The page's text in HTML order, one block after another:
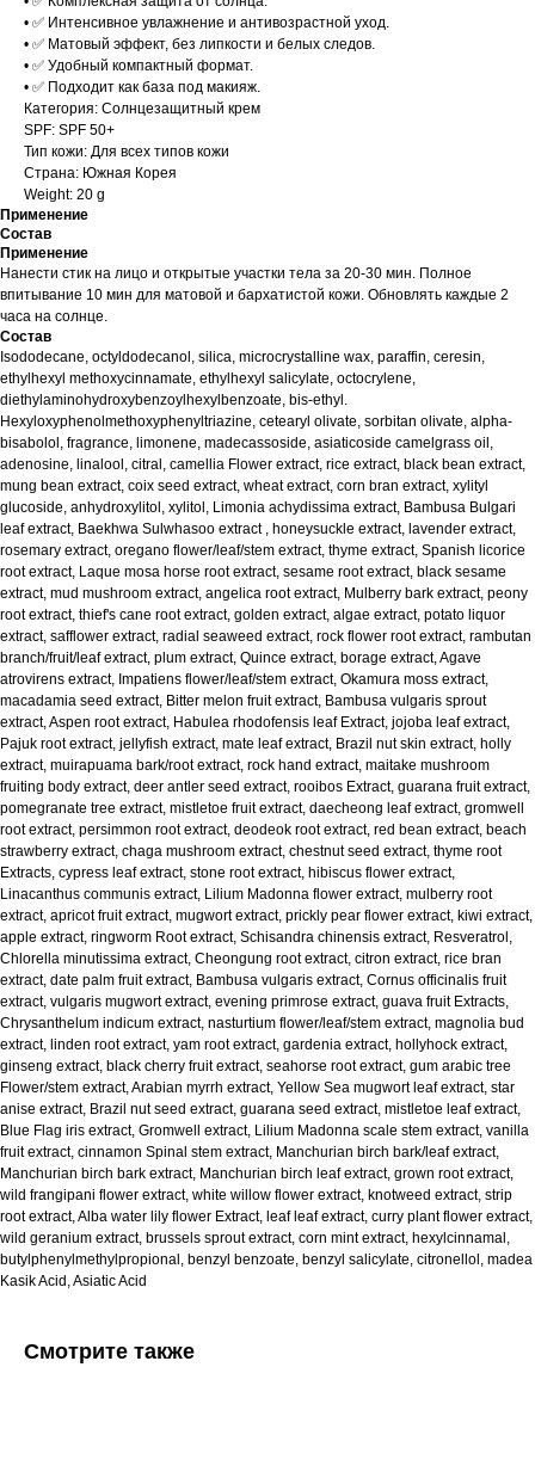
• ✅ Интенсивное увлажнение и антивозрастной уход.
• ✅ Матовый эффект, без липкости и белых следов.
• ✅ Удобный компактный формат.
• ✅ Подходит как база под макияж.
Категория: Солнцезащитный крем
SPF: SPF 50+
Тип кожи: Для всех типов кожи
Страна: Южная Корея
Weight: 20 g
Применение
Состав
Применение
Нанести стик на лицо и открытые участки тела за 20-30 мин. Полное
впитывание 10 мин для матовой и бархатистой кожи. Обновлять каждые 2
часа на солнце.
Состав
Isododecane, octyldodecanol, silica, microcrystalline wax, paraffin, ceresin,
ethylhexyl methoxycinnamate, ethylhexyl salicylate, octocrylene,
diethylaminohydroxybenzoylhexylbenzoate, bis-ethyl.
Hexyloxyphenolmethoxyphenyltriazine, cetearyl olivate, sorbitan olivate, alpha-
bisabolol, fragrance, limonene, madecassoside, asiaticoside camelgrass oil,
adenosine, linalool, citral, camellia Flower extract, rice extract, black bean extract,
mung bean extract, coix seed extract, wheat extract, corn bran extract, xylityl
glucoside, anhydroxylitol, xylitol, Limonia achydissima extract, Bambusa Bulgari
leaf extract, Baekhwa Sulwhasoo extract , honeysuckle extract, lavender extract,
rosemary extract, oregano flower/leaf/stem extract, thyme extract, Spanish licorice
root extract, Laque mosa horse root extract, sesame root extract, black sesame
extract, mud mushroom extract, angelica root extract, Mulberry bark extract, peony
root extract, thief's cane root extract, golden extract, algae extract, potato liquor
extract, safflower extract, radial seaweed extract, rock flower root extract, rambutan
branch/fruit/leaf extract, plum extract, Quince extract, borage extract, Agave
atrovirens extract, Impatiens flower/leaf/stem extract, Okamura moss extract,
macadamia seed extract, Bitter melon fruit extract, Bambusa vulgaris sprout
extract, Aspen root extract, Habulea rhodofensis leaf Extract, jojoba leaf extract,
Pajuk root extract, jellyfish extract, mate leaf extract, Brazil nut skin extract, holly
extract, muirapuama bark/root extract, rock hand extract, maitake mushroom
fruiting body extract, deer antler seed extract, rooibos Extract, guarana fruit extract,
pomegranate tree extract, mistletoe fruit extract, daecheong leaf extract, gromwell
root extract, persimmon root extract, deodeok root extract, red bean extract, beach
strawberry extract, chaga mushroom extract, chestnut seed extract, thyme root
Extracts, cypress leaf extract, stone root extract, hibiscus flower extract,
Linacanthus communis extract, Lilium Madonna flower extract, mulberry root
extract, apricot fruit extract, mugwort extract, prickly pear flower extract, kiwi extract,
apple extract, ringworm Root extract, Schisandra chinensis extract, Resveratrol,
Chlorella minutissima extract, Cheongung root extract, citron extract, rice bran
extract, date palm fruit extract, Bambusa vulgaris extract, Cornus officinalis fruit
extract, vulgaris mugwort extract, evening primrose extract, guava fruit Extracts,
Chrysanthelum indicum extract, nasturtium flower/leaf/stem extract, magnolia bud
extract, linden root extract, yam root extract, gardenia extract, hollyhock extract,
ginseng extract, black cherry fruit extract, seahorse root extract, gum arabic tree
Flower/stem extract, Arabian myrrh extract, Yellow Sea mugwort leaf extract, star
anise extract, Brazil nut seed extract, guarana seed extract, mistletoe leaf extract,
Blue Flag iris extract, Gromwell extract, Lilium Madonna scale stem extract, vanilla
fruit extract, cinnamon Spinal stem extract, Manchurian birch bark/leaf extract,
Manchurian birch bark extract, Manchurian birch leaf extract, grown root extract,
wild frangipani flower extract, white willow flower extract, knotweed extract, strip
root extract, Alba water lily flower Extract, leaf leaf extract, curry plant flower extract,
wild geranium extract, brussels sprout extract, corn mint extract, hexylcinnamal,
butylphenylmethylpropional, benzyl benzoate, benzyl salicylate, citronellol, madea
Kasik Acid, Asiatic Acid
Смотрите также